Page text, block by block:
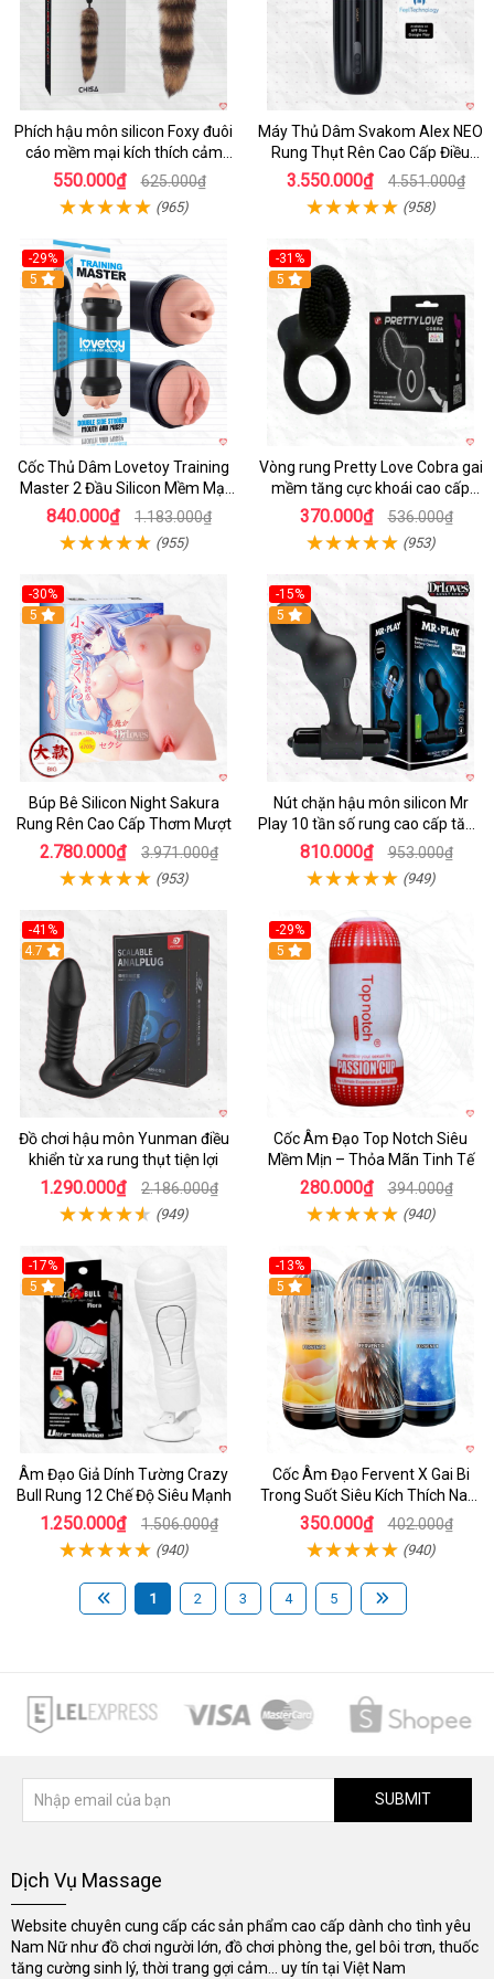
Phích hậu môn silicon Foxy đuôi
cáo mềm mại kích thích cảm
giác mới
550.000₫ 625.000₫
(965)
Máy Thủ Dâm Svakom Alex NEO
Rung Thụt Rên Cao Cấp Điều
Khiển App
3.550.000₫ 4.551.000₫
(958)
-29%
Hot
5
Cốc Thủ Dâm Lovetoy Training
Master 2 Đầu Silicon Mềm Mại
Tiện Lợi
840.000₫ 1.183.000₫
(955)
-31%
5
Vòng rung Pretty Love Cobra gai
mềm tăng cực khoái cao cấp
chính hãng
370.000₫ 536.000₫
(953)
-30%
Hot
5
Búp Bê Silicon Night Sakura
Rung Rên Cao Cấp Thơm Mượt
2.780.000₫ 3.971.000₫
(953)
-15%
Hot
5
Nút chặn hậu môn silicon Mr
Play 10 tần số rung cao cấp tăng
khoái cảm
810.000₫ 953.000₫
(949)
-41%
Hot
4.7
Đồ chơi hậu môn Yunman điều
khiển từ xa rung thụt tiện lợi
1.290.000₫ 2.186.000₫
(949)
-29%
5
Cốc Âm Đạo Top Notch Siêu
Mềm Mịn – Thỏa Mãn Tinh Tế
280.000₫ 394.000₫
(940)
-17%
5
Âm Đạo Giả Dính Tường Crazy
Bull Rung 12 Chế Độ Siêu Mạnh
1.250.000₫ 1.506.000₫
(940)
-13%
Hot
5
Cốc Âm Đạo Fervent X Gai Bi
Trong Suốt Siêu Kích Thích Nam
Giới
350.000₫ 402.000₫
(940)
1 2 3 4 5
SUBMIT
Dịch Vụ Massage
Website chuyên cung cấp các sản phẩm cao cấp dành cho tình yêu
Nam Nữ như đồ chơi người lớn, đồ chơi phòng the, gel bôi trơn, thuốc
tăng cường sinh lý, thời trang gợi cảm... uy tín tại Việt Nam